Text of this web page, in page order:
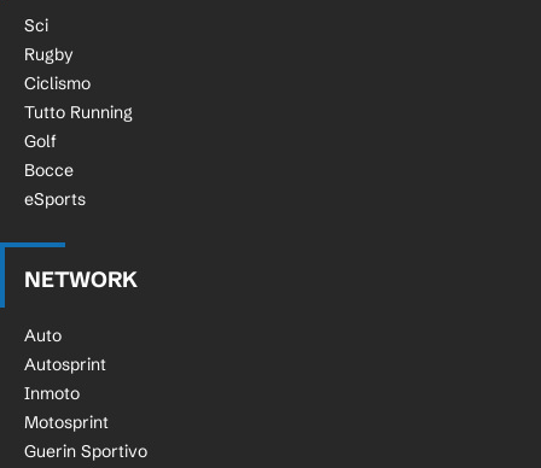
Sci
Rugby
Ciclismo
Tutto Running
Golf
Bocce
eSports
NETWORK
Auto
Autosprint
Inmoto
Motosprint
Guerin Sportivo